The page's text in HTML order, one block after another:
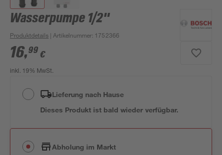
Wasserpumpe 1/2"
Produktdetails | Artikelnummer: 1752366
16,99 €
inkl. 19% MwSt.
Lieferung nach Hause
Dieses Produkt ist bald wieder verfügbar.
Abholung im Markt